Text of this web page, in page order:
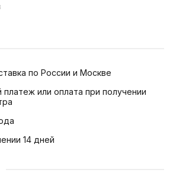
по России и Москве
или оплата при получении
14 дней